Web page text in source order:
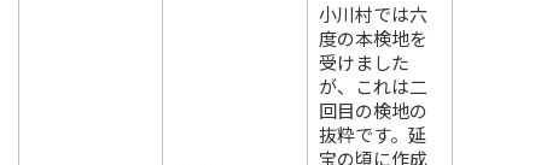
小川村では六
度の本検地を
受けました
が、これは二
回目の検地の
抜粋です。延
宝の頃に作成